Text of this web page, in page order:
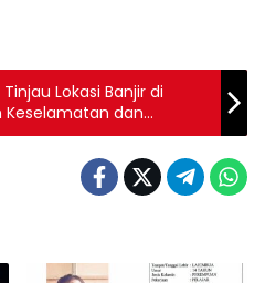
Lokasi Banjir di
Keselamatan dan
Terpenuhi